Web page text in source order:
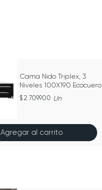
Cama Nido Triplex, 3
Niveles 100X190 Ecocuero
2.709.900 Un
Agregar al carrito